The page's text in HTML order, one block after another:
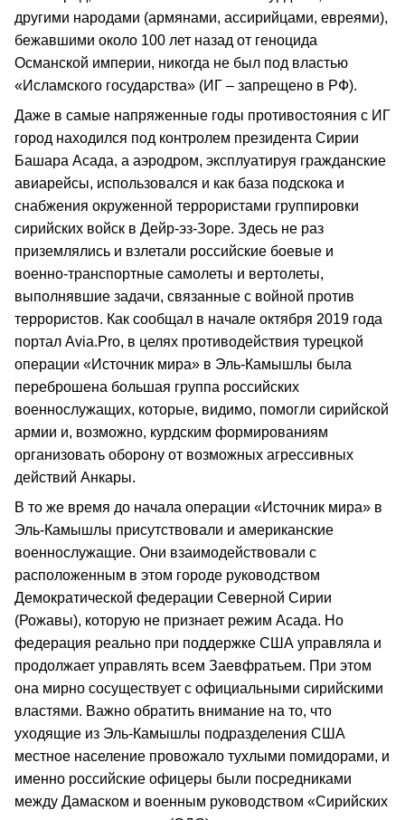
другими народами (армянами, ассирийцами, евреями),
бежавшими около 100 лет назад от геноцида
Османской империи, никогда не был под властью
«Исламского государства» (ИГ – запрещено в РФ).
Даже в самые напряженные годы противостояния с ИГ
город находился под контролем президента Сирии
Башара Асада, а аэродром, эксплуатируя гражданские
авиарейсы, использовался и как база подскока и
снабжения окруженной террористами группировки
сирийских войск в Дейр‑эз‑Зоре. Здесь не раз
приземлялись и взлетали российские боевые и
военно‑транспортные самолеты и вертолеты,
выполнявшие задачи, связанные с войной против
террористов. Как сообщал в начале октября 2019 года
портал Avia.Pro, в целях противодействия турецкой
операции «Источник мира» в Эль‑Камышлы была
переброшена большая группа российских
военнослужащих, которые, видимо, помогли сирийской
армии и, возможно, курдским формированиям
организовать оборону от возможных агрессивных
действий Анкары.
В то же время до начала операции «Источник мира» в
Эль‑Камышлы присутствовали и американские
военнослужащие. Они взаимодействовали с
расположенным в этом городе руководством
Демократической федерации Северной Сирии
(Рожавы), которую не признает режим Асада. Но
федерация реально при поддержке США управляла и
продолжает управлять всем Заевфратьем. При этом
она мирно сосуществует с официальными сирийскими
властями. Важно обратить внимание на то, что
уходящие из Эль‑Камышлы подразделения США
местное население провожало тухлыми помидорами, и
именно российские офицеры были посредниками
между Дамаском и военным руководством «Сирийских